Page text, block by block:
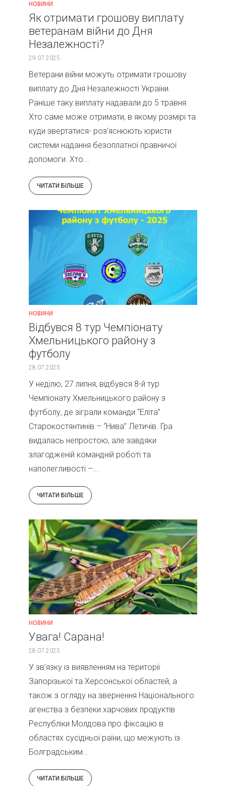
НОВИНИ
Як отримати грошову виплату
ветеранам війни до Дня
Незалежності?
29.07.2025
Ветерани війни можуть отримати грошову
виплату до Дня Незалежності України.
Раніше таку виплату надавали до 5 травня.
Хто саме може отримати, в якому розмірі та
куди звертатися- роз’яснюють юристи
системи надання безоплатної правничої
допомоги. Хто...
ЧИТАТИ БІЛЬШЕ
НОВИНИ
Відбувся 8 тур Чемпіонату
Хмельницького району з
футболу
28.07.2025
У неділю, 27 липня, відбувся 8-й тур
Чемпіонату Хмельницького району з
футболу, де зіграли команди “Еліта”
Старокостянтинів – “Нива” Летичів. Гра
видалась непростою, але завдяки
злагодженій командній роботі та
наполегливості –...
ЧИТАТИ БІЛЬШЕ
НОВИНИ
Увага! Сарана!
28.07.2025
У зв’язку із виявленням на території
Запорізької та Херсонської областей, а
також з огляду на звернення Національного
агенства з безпеки харчових продуктів
Республіки Молдова про фіксацію в
областях сусідньої раїни, що межують із
Болградським...
ЧИТАТИ БІЛЬШЕ